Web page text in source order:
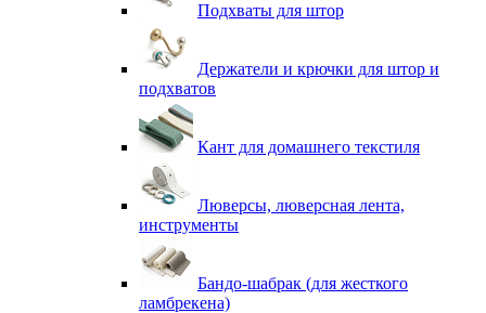
Подхваты для штор
Держатели и крючки для штор и
подхватов
Кант для домашнего текстиля
Люверсы, люверсная лента,
инструменты
Бандо-шабрак (для жесткого
ламбрекена)